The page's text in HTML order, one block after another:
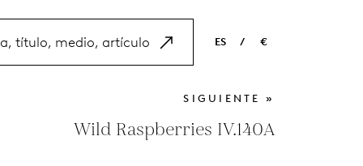
ES
NL
ES
/ €
EUR
GBP
SIGUIENTE »
Wild Raspberries IV.140A